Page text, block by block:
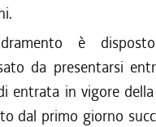
è
da presentarsi
entrata in vigore
dal primo giorno